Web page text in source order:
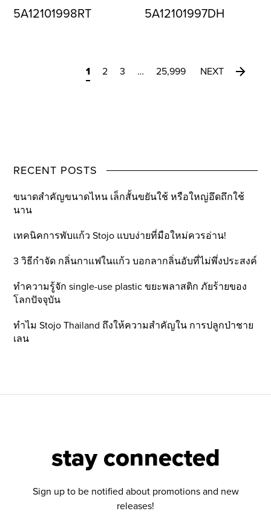
5A12101998RT 5A12101997DH
1 2 3 … 25,999 NEXT
RECENT POSTS
ขนาดสำคัญขนาดไหน เล็กสั้นขยันใช้ หรือใหญ่อึดถึกใช้
นาน
เทคนิคการพับแก้ว Stojo แบบง่ายที่มือใหม่ควรอ่าน!
3 วิธีกำจัด กลิ่นกาแฟในแก้ว บอกลากลิ่นอับที่ไม่พึ่งประสงค์
ทำความรู้จัก single-use plastic ขยะพลาสติก ภัยร้ายของ
โลกปัจจุบัน
ทำไม Stojo Thailand ถึงให้ความสำคัญใน การปลูกป่าชาย
เลน
stay connected
Sign up to be notified about promotions and new
releases!